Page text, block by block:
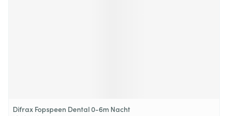
Difrax Fopspeen Dental 0-6m Nacht